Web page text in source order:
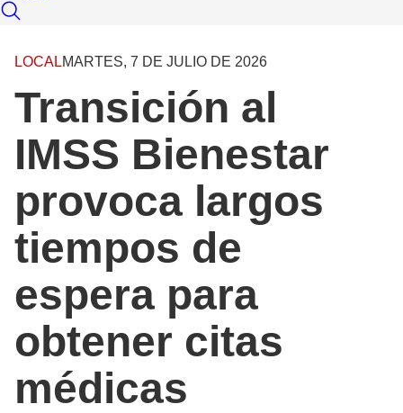
LOCALMARTES, 7 DE JULIO DE 2026
Transición al
IMSS Bienestar
provoca largos
tiempos de
espera para
obtener citas
médicas